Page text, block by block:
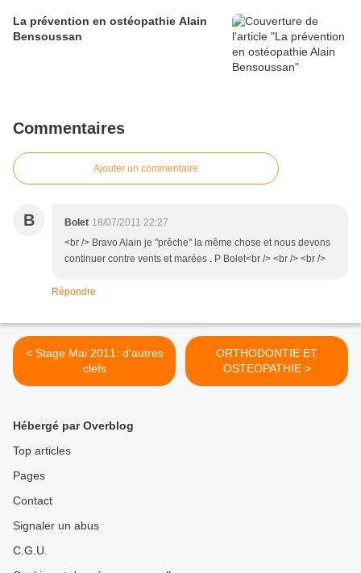
La prévention en ostéopathie Alain
Bensoussan
Commentaires
Ajouter un commentaire
B Bolet 18/07/2011 22:27
<br /> Bravo Alain je "prêche" la même chose et nous devons
continuer contre vents et marées . P Bolet<br /> <br /> <br />
Répondre
< Stage Mai 2011: d'autres
clefs
ORTHODONTIE ET
OSTEOPATHIE >
Hébergé par Overblog
Top articles
Pages
Contact
Signaler un abus
C.G.U.